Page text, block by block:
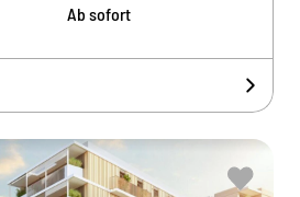
Ab sofort